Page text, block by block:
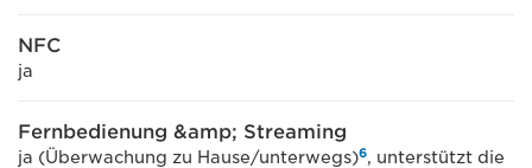
NFC
ja
Fernbedienung &amp; Streaming
ja (Überwachung zu Hause/unterwegs)6, unterstützt die